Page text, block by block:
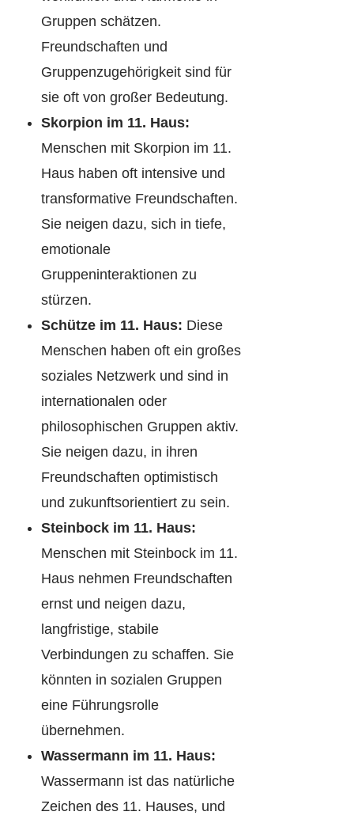
Gruppen schätzen.
Freundschaften und
Gruppenzugehörigkeit sind für
sie oft von großer Bedeutung.
Skorpion im 11. Haus:
Menschen mit Skorpion im 11.
Haus haben oft intensive und
transformative Freundschaften.
Sie neigen dazu, sich in tiefe,
emotionale
Gruppeninteraktionen zu
stürzen.
Schütze im 11. Haus: Diese
Menschen haben oft ein großes
soziales Netzwerk und sind in
internationalen oder
philosophischen Gruppen aktiv.
Sie neigen dazu, in ihren
Freundschaften optimistisch
und zukunftsorientiert zu sein.
Steinbock im 11. Haus:
Menschen mit Steinbock im 11.
Haus nehmen Freundschaften
ernst und neigen dazu,
langfristige, stabile
Verbindungen zu schaffen. Sie
könnten in sozialen Gruppen
eine Führungsrolle
übernehmen.
Wassermann im 11. Haus:
Wassermann ist das natürliche
Zeichen des 11. Hauses, und